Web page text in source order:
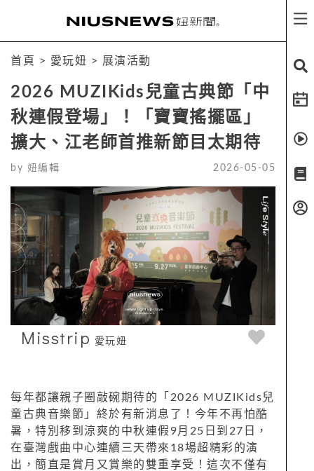
首頁 > 愛玩妞 > 展演活動
2026 MUZIKids兒童古典節「中
秋連假登場」！「寶寶搖擺區」
擴大、江老師首推新節目太期待
by 妞編輯 2026-05-05
Misstrip 愛玩妞
每年都讓親子圈敲碗期待的「2026 MUZIKids兒
童古典音樂節」終於有新消息了！今年不再怕酷
暑，特別移到涼爽的中秋連假9月25日到27日，
在臺灣戲曲中心連續三天帶來18場超精彩的演
出，簡直是賞月又賞樂的雙重享受！這次不僅有